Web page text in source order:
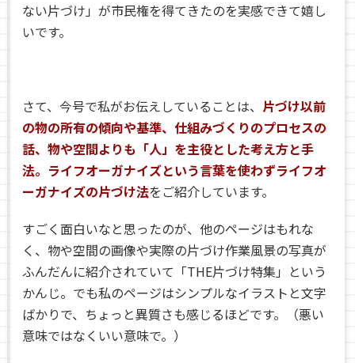
ない片づけ」が市民権を得てきたのを実感できて嬉し
いです。
さて、今号で私がお伝えしていることは、 片づけ以前
の物の所有の傾向や基準、仕組みづくりのプロセスの
話、物や空間よりも「人」を主役とした考え方と手
法。ライフオーガナイズという言葉を使わずライフオ
ーガナイズの片づけ法をご紹介しています。
すごく面白いなと思ったのが、他のページはもれな
く、物や空間の画像や実際の片づけ作業風景の写真が
ふんだんに紹介されていて「THE片づけ特集」という
かんじ。でも私のページはシンプルなイラストと文字
ばかりで、ちょっと異質さも感じるほどです。（悪い
意味ではなくいい意味で。）